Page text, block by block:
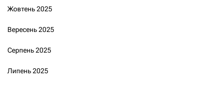
Жовтень 2025
Вересень 2025
Серпень 2025
Липень 2025